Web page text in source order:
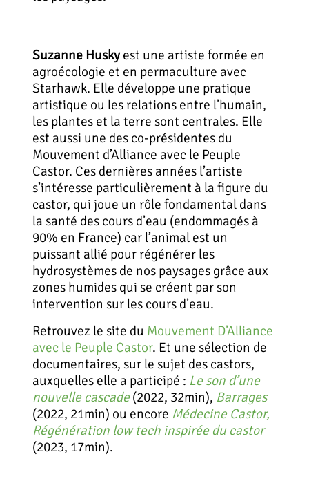
Suzanne Huskyest une artiste formée en
agroécologie et en permaculture avec
Starhawk. Elle développe une pratique
artistique ou les relations entre l’humain,
les plantes et la terre sont centrales. Elle
est aussi une des co-présidentes du
Mouvement d’Alliance avec le Peuple
Castor. Ces dernières années l’artiste
s’intéresse particulièrement à la figure du
castor, qui joue un rôle fondamental dans
la santé des cours d’eau (endommagés à
90% en France) car l’animal est un
puissant allié pour régénérer les
hydrosystèmes de nos paysages grâce aux
zones humides qui se créent par son
intervention sur les cours d’eau.
Retrouvez le site du Mouvement D’Alliance
avec le Peuple Castor. Et une sélection de
documentaires, sur le sujet des castors,
auxquelles elle a participé : Le son d’une
nouvelle cascade(2022, 32min), Barrages
(2022, 21min) ou encore Médecine Castor,
Régénération low tech inspirée du castor
(2023, 17min).